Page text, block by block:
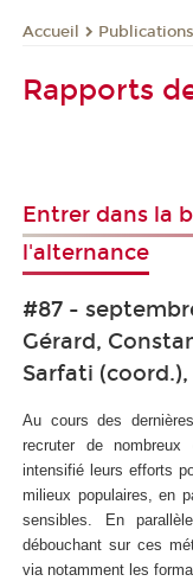
Accueil
Rapports
Entrer dans la
l'alternance
#87 -
Gérard,
Sarfati
Au cours des
recruter de nombreux
intensifié leurs efforts
milieux populaires, en
sensibles. En
débouchant sur ces
via notamment les